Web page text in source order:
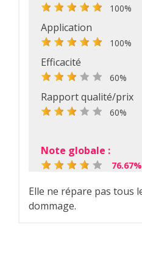
100%
Application
100%
Efficacité
60%
Rapport qualité/prix
60%
Note globale :
76.67%
Elle ne répare pas tous
dommage.